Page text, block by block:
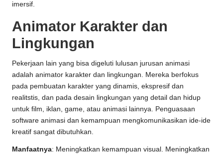
imersif.
Animator Karakter dan
Lingkungan
Pekerjaan lain yang bisa digeluti lulusan jurusan animasi
adalah animator karakter dan lingkungan. Mereka berfokus
pada pembuatan karakter yang dinamis, ekspresif dan
realitstis, dan pada desain lingkungan yang detail dan hidup
untuk film, iklan, game, atau animasi lainnya. Penguasaan
software animasi dan kemampuan mengkomunikasikan ide-ide
kreatif sangat dibutuhkan.
Manfaatnya: Meningkatkan kemampuan visual. Meningkatkan